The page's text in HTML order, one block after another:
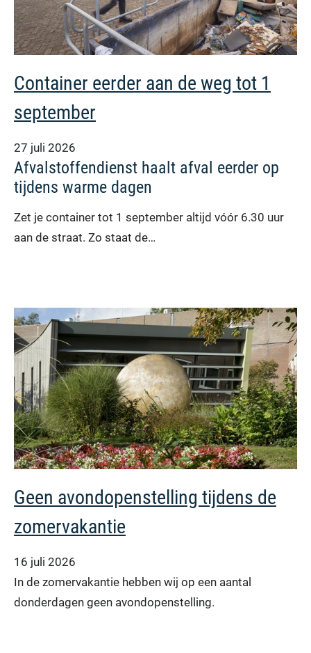
Container eerder aan de weg tot 1
september
27 juli 2026
Afvalstoffendienst haalt afval eerder op
tijdens warme dagen
Zet je container tot 1 september altijd vóór 6.30 uur
aan de straat. Zo staat de…
Geen avondopenstelling tijdens de
zomervakantie
16 juli 2026
In de zomervakantie hebben wij op een aantal
donderdagen geen avondopenstelling.